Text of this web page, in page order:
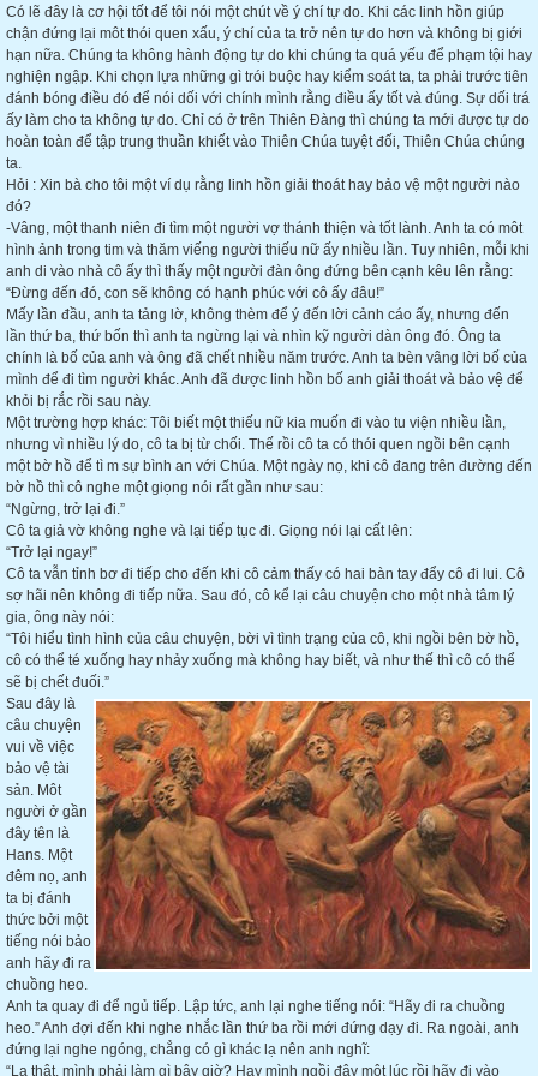
Có lẽ đây là cơ hội tốt để tôi nói một chút về ý chí tự do. Khi các linh hồn giúp
chận đứng lại môt thói quen xấu, ý chí của ta trở nên tự do hơn và không bị giới
hạn nữa. Chúng ta không hành động tự do khi chúng ta quá yếu để phạm tội hay
nghiện ngập. Khi chọn lựa những gì trói buộc hay kiểm soát ta, ta phải trước tiên
đánh bóng điều đó để nói dối với chính mình rằng điều ấy tốt và đúng. Sự dối trá
ấy làm cho ta không tự do. Chỉ có ở trên Thiên Đàng thì chúng ta mới được tự do
hoàn toàn để tập trung thuần khiết vào Thiên Chúa tuyệt đối, Thiên Chúa chúng
ta.
Hỏi : Xin bà cho tôi một ví dụ rằng linh hồn giải thoát hay bảo vệ một người nào
đó?
-Vâng, một thanh niên đi tìm một người vợ thánh thiện và tốt lành. Anh ta có môt
hình ảnh trong tim và thăm viếng người thiếu nữ ấy nhiều lần. Tuy nhiên, mỗi khi
anh di vào nhà cô ấy thì thấy một người đàn ông đứng bên cạnh kêu lên rằng:
“Đừng đến đó, con sẽ không có hạnh phúc với cô ấy đâu!”
Mấy lần đầu, anh ta tảng lờ, không thèm để ý đến lời cảnh cáo ấy, nhưng đến
lần thứ ba, thứ bốn thì anh ta ngừng lại và nhìn kỹ người dàn ông đó. Ông ta
chính là bố của anh và ông đã chết nhiều năm trước. Anh ta bèn vâng lời bố của
mình để đi tìm người khác. Anh đã được linh hồn bố anh giải thoát và bảo vệ để
khỏi bị rắc rồi sau này.
Một trường hợp khác: Tôi biết một thiếu nữ kia muốn đi vào tu viện nhiều lần,
nhưng vì nhiều lý do, cô ta bị từ chối. Thế rồi cô ta có thói quen ngồi bên cạnh
một bờ hồ để tì m sự bình an với Chúa. Một ngày nọ, khi cô đang trên đường đến
bờ hồ thì cô nghe một giọng nói rất gần như sau:
“Ngừng, trở lại đi.”
Cô ta giả vờ không nghe và lại tiếp tục đi. Giọng nói lại cất lên:
“Trở lại ngay!”
Cô ta vẫn tỉnh bơ đi tiếp cho đến khi cô cảm thấy có hai bàn tay đẩy cô đi lui. Cô
sợ hãi nên không đi tiếp nữa. Sau đó, cô kể lại câu chuyện cho một nhà tâm lý
gia, ông này nói:
“Tôi hiểu tình hình của câu chuyện, bời vì tình trạng của cô, khi ngồi bên bờ hồ,
cô có thể té xuống hay nhảy xuống mà không hay biết, và như thế thì cô có thể
sẽ bị chết đuối.”
Sau đây là
câu chuyện
vui về việc
bảo vệ tài
sản. Môt
người ở gần
đây tên là
Hans. Một
đêm nọ, anh
ta bị đánh
thức bởi một
tiếng nói bảo
anh hãy đi ra
chuồng heo.
Anh ta quay đi để ngủ tiếp. Lập tức, anh lại nghe tiếng nói: “Hãy đi ra chuồng
heo.” Anh đợi đến khi nghe nhắc lần thứ ba rồi mới đứng dạy đi. Ra ngoài, anh
đứng lại nghe ngóng, chẳng có gì khác lạ nên anh nghĩ:
“Lạ thật, mình phải làm gì bây giờ? Hay mình ngồi đây một lúc rồi hãy đi vào